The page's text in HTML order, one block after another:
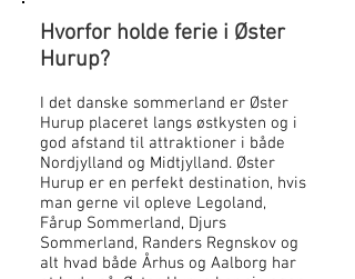
Hvorfor holde ferie i Øster
Hurup?
I det danske sommerland er Øster
Hurup placeret langs østkysten og i
god afstand til attraktioner i både
Nordjylland og Midtjylland. Øster
Hurup er en perfekt destination, hvis
man gerne vil opleve Legoland,
Fårup Sommerland, Djurs
Sommerland, Randers Regnskov og
alt hvad både Århus og Aalborg har